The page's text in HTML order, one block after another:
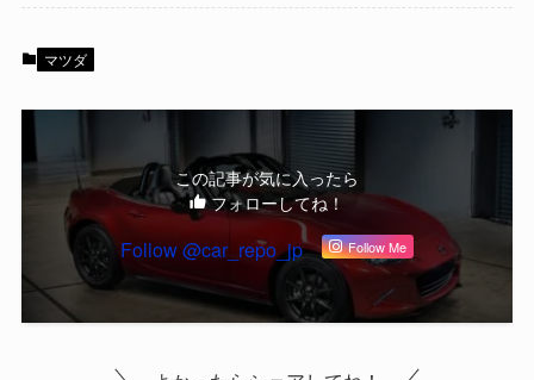
マツダ
この記事が気に入ったら
フォローしてね！
Follow @car_repo_jp Follow Me